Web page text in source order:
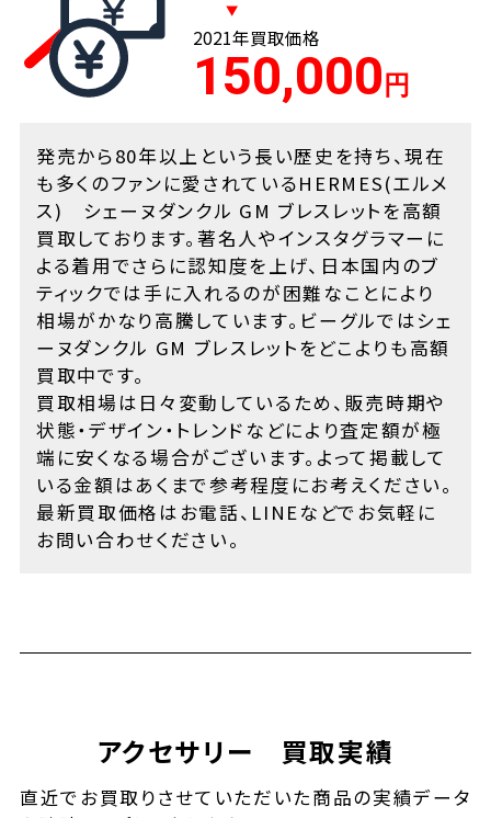
2021年買取価格
150,000
発売から80年以上という長い歴史を持ち、現在
も多くのファンに愛されているHERMES(エルメ
ス) シェーヌダンクル GM ブレスレットを高額
買取しております。著名人やインスタグラマーに
よる着用でさらに認知度を上げ、日本国内のブ
ティックでは手に入れるのが困難なことにより
相場がかなり高騰しています。ビーグルではシェ
ーヌダンクル GM ブレスレットをどこよりも高額
買取中です。
買取相場は日々変動しているため、販売時期や
状態・デザイン・トレンドなどにより査定額が極
端に安くなる場合がございます。よって掲載して
いる金額はあくまで参考程度にお考えください。
最新買取価格はお電話、LINEなどでお気軽に
お問い合わせください。
アクセサリー 買取実績
直近でお買取りさせていただいた商品の実績データ